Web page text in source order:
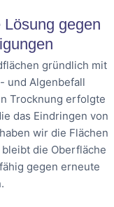
gegen
gründlich mit
und Algenbefall
Trocknung erfolgte
das Eindringen von
wir die Flächen
die Oberfläche
gegen erneute